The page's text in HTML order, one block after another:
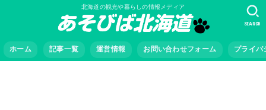
北海道の観光や暮らしの情報メディア
ホーム 記事一覧 運営情報 お問い合わせフォーム プライバ
SEARCH